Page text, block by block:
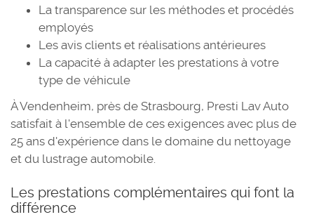
La transparence sur les méthodes et procédés
employés
Les avis clients et réalisations antérieures
La capacité à adapter les prestations à votre
type de véhicule
À Vendenheim, près de Strasbourg, Presti Lav Auto
satisfait à l'ensemble de ces exigences avec plus de
25 ans d'expérience dans le domaine du nettoyage
et du lustrage automobile.
Les prestations complémentaires qui font la
différence